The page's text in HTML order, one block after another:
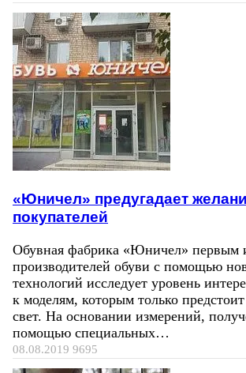
«Юничел» предугадает
покупателей
Обувная фабрика «Юничел» первым
производителей обуви с помощью
технологий исследует уровень
к моделям, которым только
свет. На основании измерений,
помощью специальных…
08.08.2019 9695